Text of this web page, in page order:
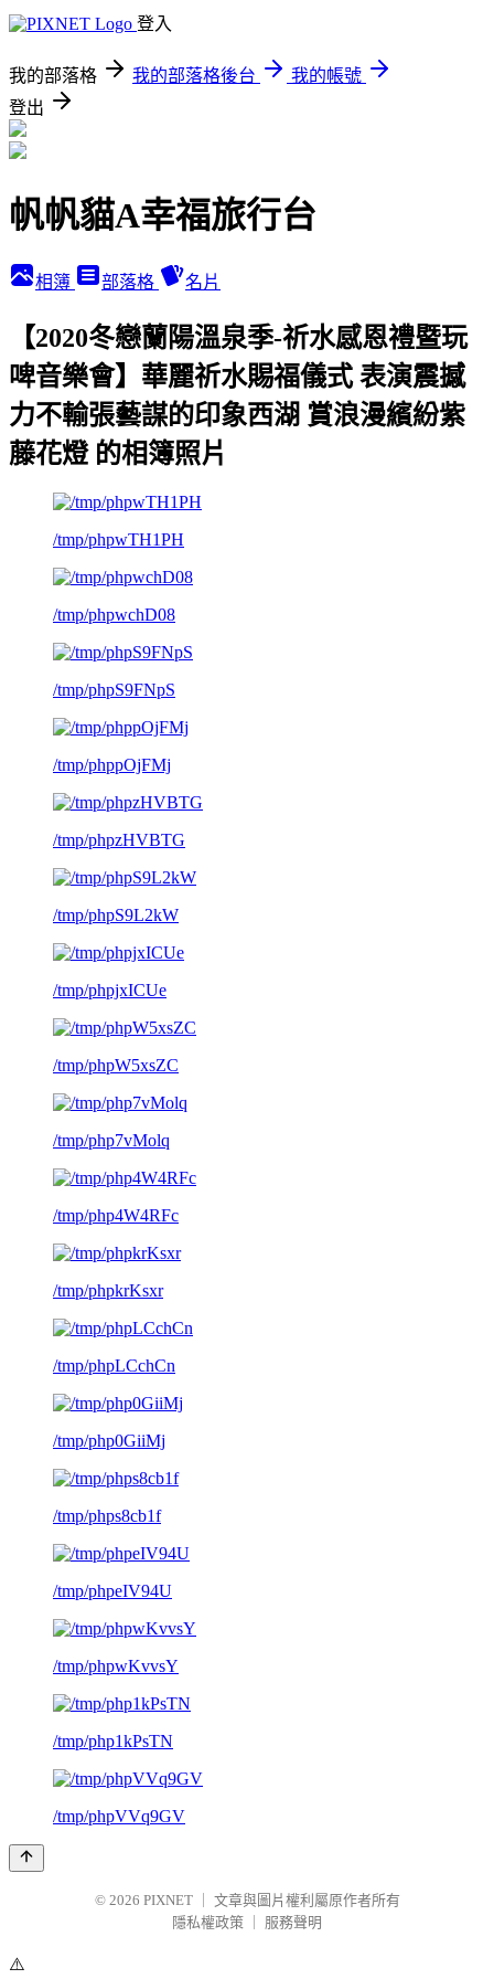
登入
我的部落格 我的部落格後台
我的帳號
登出
帆帆貓A幸福旅行台
相簿 部落格 名片
【2020冬戀蘭陽溫泉季-祈水感恩禮暨玩
啤音樂會】華麗祈水賜福儀式 表演震撼
力不輸張藝謀的印象西湖 賞浪漫繽紛紫
藤花燈 的相簿照片
/tmp/phpwTH1PH
/tmp/phpwchD08
/tmp/phpS9FNpS
/tmp/phppOjFMj
/tmp/phpzHVBTG
/tmp/phpS9L2kW
/tmp/phpjxICUe
/tmp/phpW5xsZC
/tmp/php7vMolq
/tmp/php4W4RFc
/tmp/phpkrKsxr
/tmp/phpLCchCn
/tmp/php0GiiMj
/tmp/phps8cb1f
/tmp/phpeIV94U
/tmp/phpwKvvsY
/tmp/php1kPsTN
/tmp/phpVVq9GV
© 2026 PIXNET
文章與圖片權利屬原作者所有
隱私權政策
服務聲明
⚠️